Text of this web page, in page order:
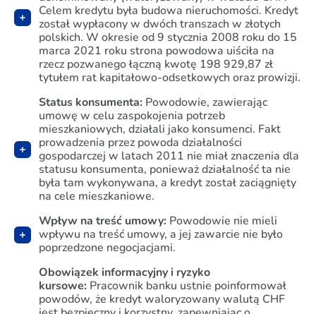
Celem kredytu była budowa nieruchomości. Kredyt
został wypłacony w dwóch transzach w złotych
polskich. W okresie od 9 stycznia 2008 roku do 15
marca 2021 roku strona powodowa uiściła na
rzecz pozwanego łączną kwotę 198 929,87 zł
tytułem rat kapitałowo-odsetkowych oraz prowizji.
Status konsumenta: Powodowie, zawierając
umowę w celu zaspokojenia potrzeb
mieszkaniowych, działali jako konsumenci. Fakt
prowadzenia przez powoda działalności
gospodarczej w latach 2011 nie miał znaczenia dla
statusu konsumenta, ponieważ działalność ta nie
była tam wykonywana, a kredyt został zaciągnięty
na cele mieszkaniowe.
Wpływ na treść umowy: Powodowie nie mieli
wpływu na treść umowy, a jej zawarcie nie było
poprzedzone negocjacjami.
Obowiązek informacyjny i ryzyko
kursowe: Pracownik banku ustnie poinformował
powodów, że kredyt waloryzowany walutą CHF